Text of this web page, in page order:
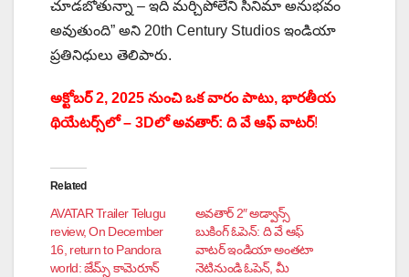
చూడబోతున్నా – ఇది మర్చిపోలేని సినిమా అనుభవం
అవుతుంది” అని 20th Century Studios ఇండియా
ప్రతినిధులు తెలిపారు.
అక్టోబర్ 2, 2025 నుంచి ఒక వారం పాటు, భారతీయ
థియేటర్స్‌లో – 3Dలో అవతార్: ది వే ఆఫ్ వాటర్!
Related
AVATAR Trailer Telugu
review, On December
16, return to Pandora
world: జేమ్స్ కామెరూన్
అవతార్ 2″ అడ్వాన్స్
బుకింగ్ ఓపెన్: ది వే ఆఫ్
వాటర్ ఇండియా అంతటా
నెటినుండి ఓపెన్, మీ